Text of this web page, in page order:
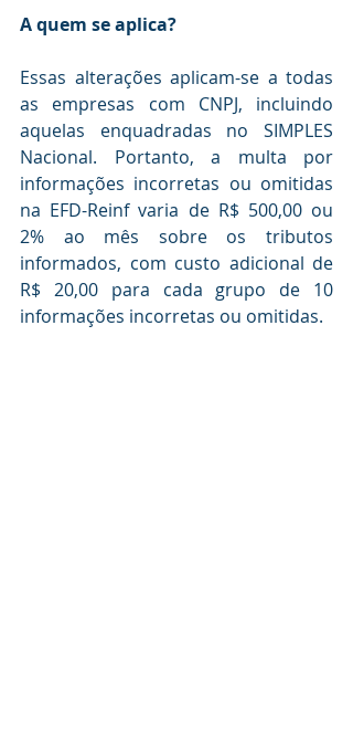
A quem se aplica?
Essas alterações aplicam-se a todas
as empresas com CNPJ, incluindo
aquelas enquadradas no SIMPLES
Nacional. Portanto, a multa por
informações incorretas ou omitidas
na EFD-Reinf varia de R$ 500,00 ou
2% ao mês sobre os tributos
informados, com custo adicional de
R$ 20,00 para cada grupo de 10
informações incorretas ou omitidas.